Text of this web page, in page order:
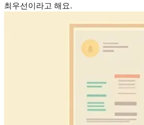
최우선이라고 해요.